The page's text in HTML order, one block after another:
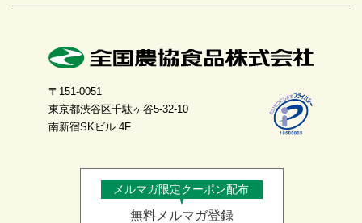
〒151-0051
東京都渋谷区千駄ヶ谷5-32-10
南新宿SKビル 4F
メルマガ限定クーポン配布
無料メルマガ登録